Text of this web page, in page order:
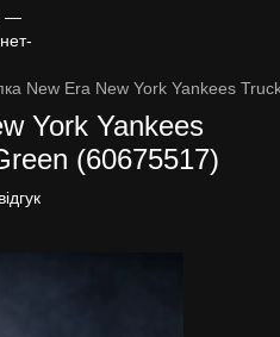
New Era New York Yankees
York Yankees
(60675517)